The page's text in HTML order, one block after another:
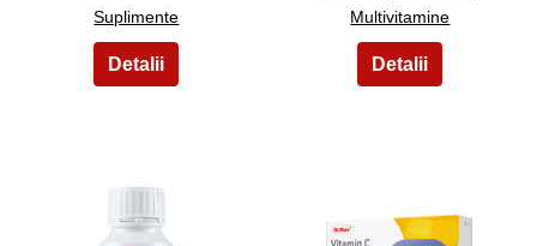
Suplimente
Multivitamine